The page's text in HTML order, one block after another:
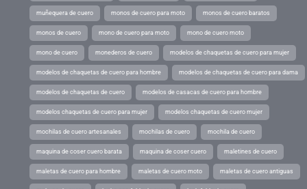
muñequera de cuero monos de cuero para moto monos de cuero baratos
monos de cuero mono de cuero para moto mono de cuero moto
mono de cuero monederos de cuero modelos de chaquetas de cuero para mujer
modelos de chaquetas de cuero para hombre modelos de chaquetas de cuero para dama
modelos de chaquetas de cuero modelos de casacas de cuero para hombre
modelos chaquetas de cuero para mujer modelos chaquetas de cuero mujer
mochilas de cuero artesanales mochilas de cuero mochila de cuero
maquina de coser cuero barata maquina de coser cuero maletines de cuero
maletas de cuero para hombre maletas de cuero moto maletas de cuero antiguas